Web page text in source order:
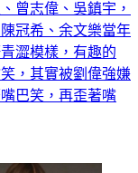
曾志偉、吳鎮宇，
冠希、余文樂當年
澀模樣，有趣的
，其實被劉偉強嫌
巴笑，再歪著嘴